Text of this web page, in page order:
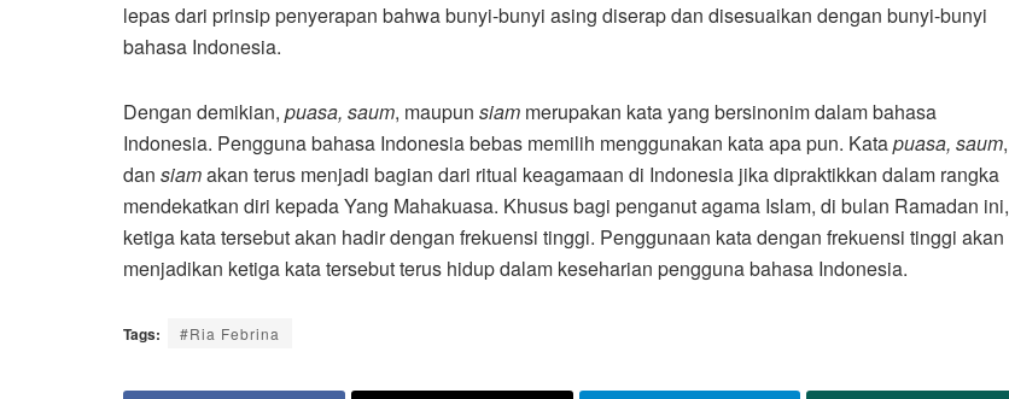
lepas dari prinsip penyerapan bahwa bunyi-bunyi asing diserap dan disesuaikan dengan bunyi-bunyi
bahasa Indonesia.
Dengan demikian, puasa, saum, maupun siam merupakan kata yang bersinonim dalam bahasa
Indonesia. Pengguna bahasa Indonesia bebas memilih menggunakan kata apa pun. Katapuasa, saum,
dan siamakan terus menjadi bagian dari ritual keagamaan di Indonesia jika dipraktikkan dalam rangka
mendekatkan diri kepada Yang Mahakuasa. Khusus bagi penganut agama Islam, di bulan Ramadan ini,
ketiga kata tersebut akan hadir dengan frekuensi tinggi. Penggunaan kata dengan frekuensi tinggi akan
menjadikan ketiga kata tersebut terus hidup dalam keseharian pengguna bahasa Indonesia.
Tags: #Ria Febrina